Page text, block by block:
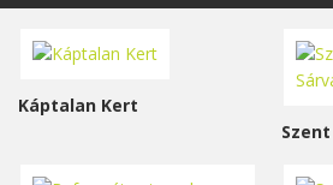
Káptalan Kert